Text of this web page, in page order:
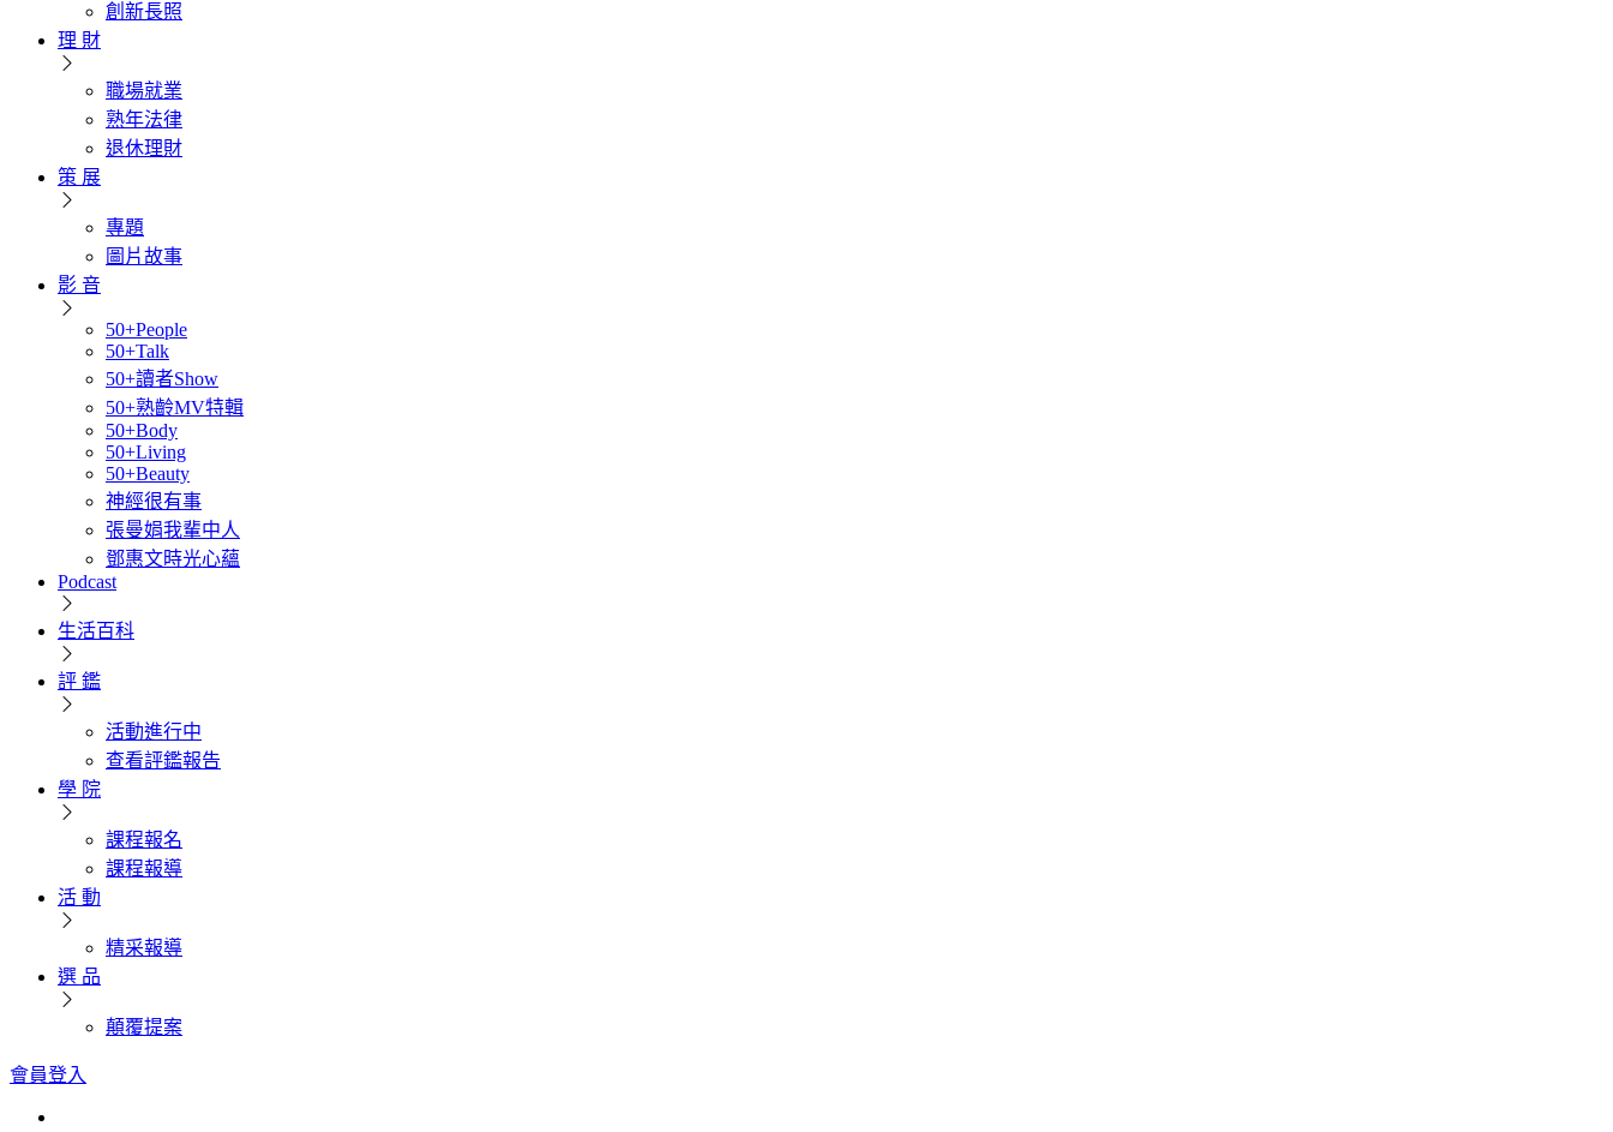
創新長照
理 財
職場就業
熟年法律
退休理財
策 展
專題
圖片故事
影 音
50+People
50+Talk
50+讀者Show
50+熟齡MV特輯
50+Body
50+Living
50+Beauty
神經很有事
張曼娟我輩中人
鄧惠文時光心蘊
Podcast
生活百科
評 鑑
活動進行中
查看評鑑報告
學 院
課程報名
課程報導
活 動
精采報導
選 品
顛覆提案
會員登入